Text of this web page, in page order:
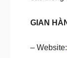
GIAN
– Website: